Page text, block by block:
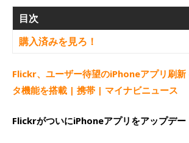
目次
購入済みを見ろ！
Flickr、ユーザー待望のiPhoneアプリ刷
タ機能を搭載 | 携帯 | マイナビニュース
FlickrがついにiPhoneアプリをアップデー